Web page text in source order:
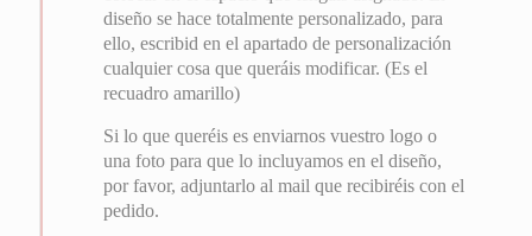
diseño se hace totalmente personalizado, para
ello, escribid en el apartado de personalización
cualquier cosa que queráis modificar. (Es el
recuadro amarillo)
Si lo que queréis es enviarnos vuestro logo o
una foto para que lo incluyamos en el diseño,
por favor, adjuntarlo al mail que recibiréis con el
pedido.